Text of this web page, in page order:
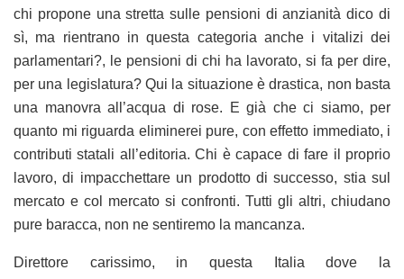
chi propone una stretta sulle pensioni di anzianità dico di
sì, ma rientrano in questa categoria anche i vitalizi dei
parlamentari?, le pensioni di chi ha lavorato, si fa per dire,
per una legislatura? Qui la situazione è drastica, non basta
una manovra all’acqua di rose. E già che ci siamo, per
quanto mi riguarda eliminerei pure, con effetto immediato, i
contributi statali all’editoria. Chi è capace di fare il proprio
lavoro, di impacchettare un prodotto di successo, stia sul
mercato e col mercato si confronti. Tutti gli altri, chiudano
pure baracca, non ne sentiremo la mancanza.
Direttore carissimo, in questa Italia dove la